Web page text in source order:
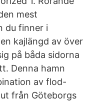
mest
du finner i
kajlängd av över
på båda sidorna
Denna hamn
av flod-
från Göteborgs